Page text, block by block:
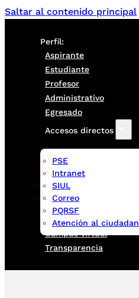
Saltar al contenido principal
Perfil:
Aspirante
Estudiante
Profesor
Administrativo
Egresado
Accesos directos
PSE
Intranet
SIUL
Correo
PQRSF
Atención al
Campus virtual
Transparencia